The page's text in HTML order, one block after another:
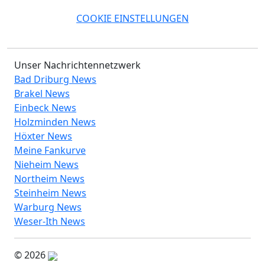
COOKIE EINSTELLUNGEN
Unser Nachrichtennetzwerk
Bad Driburg News
Brakel News
Einbeck News
Holzminden News
Höxter News
Meine Fankurve
Nieheim News
Northeim News
Steinheim News
Warburg News
Weser-Ith News
© 2026